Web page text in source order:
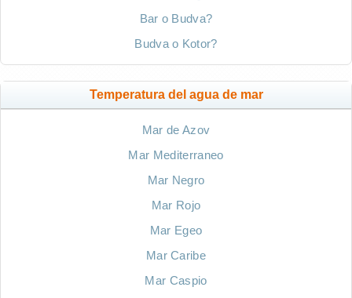
Bar o Budva?
Budva o Kotor?
Temperatura del agua de mar
Mar de Azov
Mar Mediterraneo
Mar Negro
Mar Rojo
Mar Egeo
Mar Caribe
Mar Caspio